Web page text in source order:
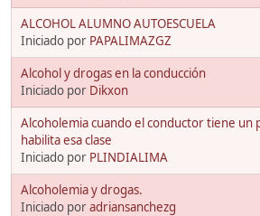
ALCOHOL ALUMNO AUTOESCUELA
Iniciado por PAPALIMAZGZ
Alcohol y drogas en la conducción
Iniciado por Dikxon
Alcoholemia cuando el conductor tiene un
habilita esa clase
Iniciado por PLINDIALIMA
Alcoholemia y drogas.
Iniciado poradriansanchezg